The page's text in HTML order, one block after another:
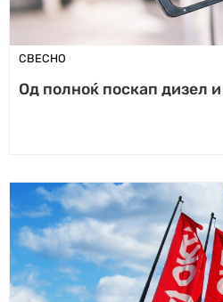
СВЕСНО
Од полноќ поскап дизел